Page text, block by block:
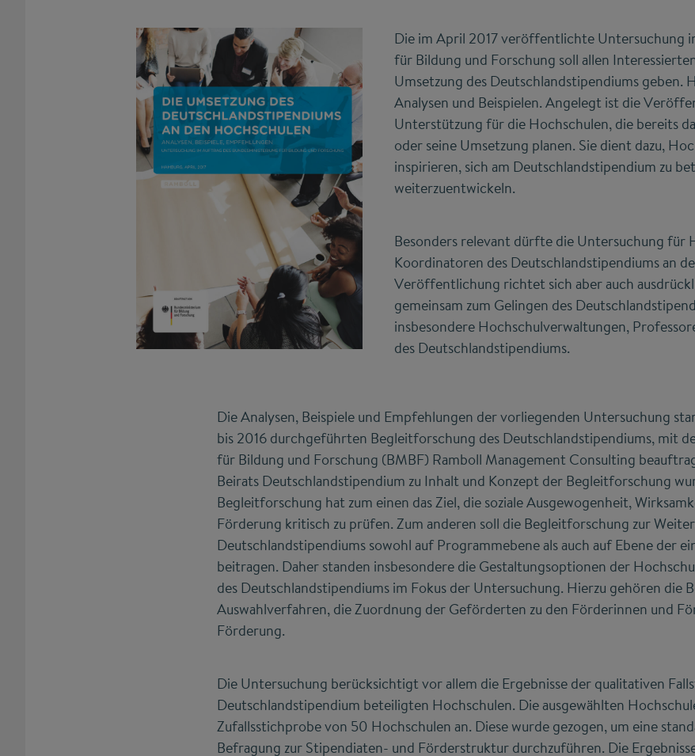
Die im April 2017 veröffentlichte Untersuchung
für Bildung und Forschung soll allen
Umsetzung des Deutschlandstipendiums geben.
Analysen und Beispielen. Angelegt ist die
Unterstützung für die Hochschulen, die bereits
oder seine Umsetzung planen. Sie dient dazu,
inspirieren, sich am Deutschlandstipendium zu
weiterzuentwickeln.
Besonders relevant dürfte die Untersuchung für
Koordinatoren des Deutschlandstipendiums an
Veröffentlichung richtet sich aber auch
gemeinsam zum Gelingen des
insbesondere Hochschulverwaltungen,
des Deutschlandstipendiums.
Die Analysen, Beispiele und Empfehlungen der vorliegenden Untersuchung
bis 2016 durchgeführten Begleitforschung des Deutschlandstipendiums, mit
für Bildung und Forschung (BMBF) Ramboll Management Consulting
Beirats Deutschlandstipendium zu Inhalt und Konzept der Begleitforschung
Begleitforschung hat zum einen das Ziel, die soziale Ausgewogenheit,
Förderung kritisch zu prüfen. Zum anderen soll die Begleitforschung zur
Deutschlandstipendiums sowohl auf Programmebene als auch auf Ebene der
beitragen. Daher standen insbesondere die Gestaltungsoptionen der
des Deutschlandstipendiums im Fokus der Untersuchung. Hierzu gehören die
Auswahlverfahren, die Zuordnung der Geförderten zu den Förderinnen und
Förderung.
Die Untersuchung berücksichtigt vor allem die Ergebnisse der qualitativen
Deutschlandstipendium beteiligten Hochschulen. Die ausgewählten
Zufallsstichprobe von 50 Hochschulen an. Diese wurde gezogen, um eine
Befragung zur Stipendiaten- und Förderstruktur durchzuführen. Die